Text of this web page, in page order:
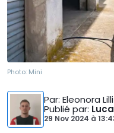
Photo: Mini
Par: Eleonora Lilli
Publié par:
29 Nov 2024 à